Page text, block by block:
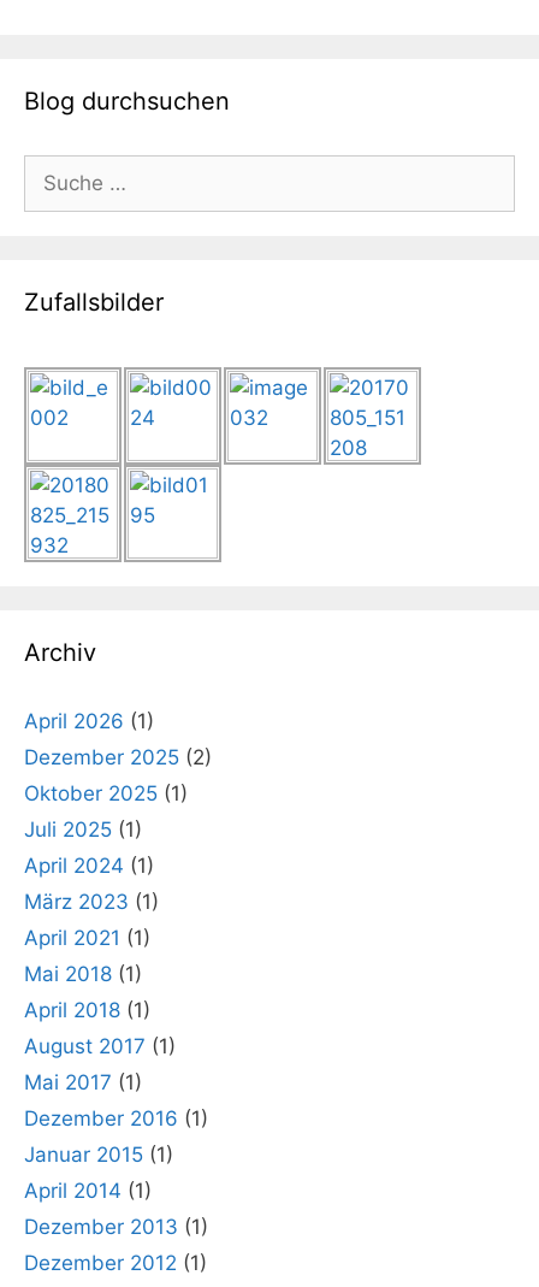
Blog durchsuchen
nach:
Zufallsbilder
Archiv
April 2026 (1)
Dezember 2025 (2)
Oktober 2025 (1)
Juli 2025 (1)
April 2024 (1)
März 2023 (1)
April 2021 (1)
Mai 2018 (1)
April 2018 (1)
August 2017 (1)
Mai 2017 (1)
Dezember 2016 (1)
Januar 2015 (1)
April 2014 (1)
Dezember 2013 (1)
Dezember 2012 (1)